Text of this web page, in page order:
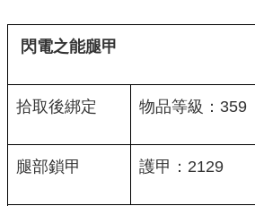
閃電之能腿甲
拾取後綁定 物品等級：359
腿部鎖甲 護甲：2129